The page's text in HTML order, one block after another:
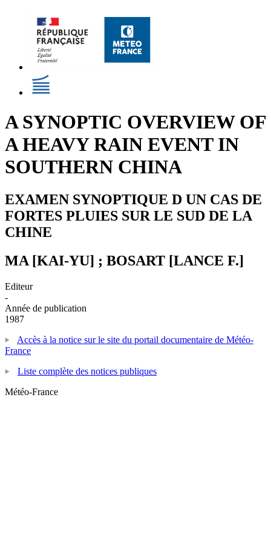
A SYNOPTIC OVERVIEW OF
A HEAVY RAIN EVENT IN
SOUTHERN CHINA
EXAMEN SYNOPTIQUE D UN CAS DE
FORTES PLUIES SUR LE SUD DE LA
CHINE
MA [KAI-YU] ; BOSART [LANCE F.]
Editeur
-
Année de publication
1987
Accès à la notice sur le site du portail documentaire de Météo-
France
Liste complète des notices publiques
Météo-France